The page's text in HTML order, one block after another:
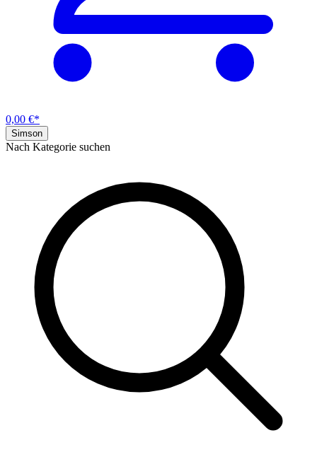
0,00 €*
Simson
Nach Kategorie suchen